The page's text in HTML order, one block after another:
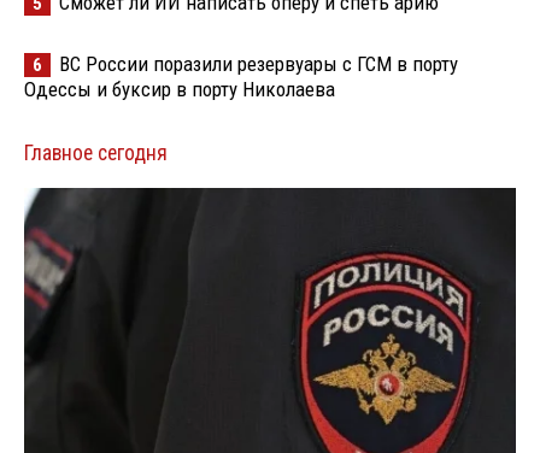
6
ВС России поразили резервуары с ГСМ в порту
Одессы и буксир в порту Николаева
Главное сегодня